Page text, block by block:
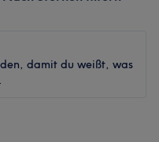
damit du weißt, was